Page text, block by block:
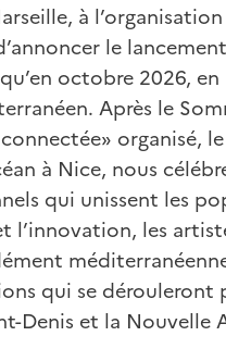
à l’organisation
le
octobre 2026,
Après le
organisé,
à Nice, nous
qui unissent les
les
qui se dérouleront
Denis et la Nouvelle